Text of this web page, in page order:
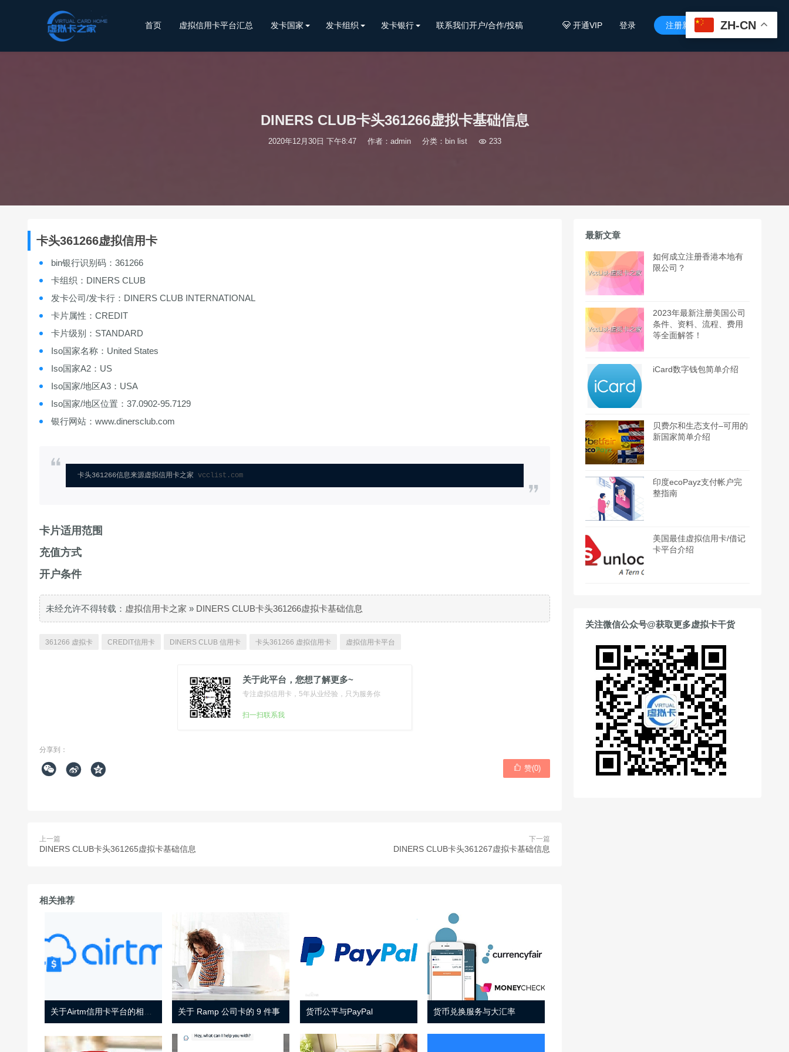
开通VIP 登录 注册新用户 
首页 虚拟信用卡平台汇总 发卡国家 发卡组织 发卡银行 联系我们开户/合作/投稿
DINERS CLUB卡头361266虚拟卡基础信息
2020年12月30日 下午8:47 作者：admin 分类： bin list 233
卡头361266虚拟信用卡
bin银行识别码：361266
卡组织：DINERS CLUB
发卡公司/发卡行：DINERS CLUB INTERNATIONAL
卡片属性：CREDIT
卡片级别：STANDARD
Iso国家名称：United States
Iso国家A2：US
Iso国家/地区A3：USA
Iso国家/地区位置：37.0902-95.7129
银行网站：www.dinersclub.com
卡头361266信息来源虚拟信用卡之家 vcclist.com
卡片适用范围
充值方式
开户条件
未经允许不得转载： 虚拟信用卡之家 » DINERS CLUB卡头361266虚拟卡基础信息
361266 虚拟卡 CREDIT信用卡 DINERS CLUB 信用卡 卡头361266 虚拟信用卡 虚拟信用卡平台
关于此平台，您想了解更多~
专注虚拟信用卡，5年从业经验，只为服务你
扫一扫联系我
分享到：
    赞(0)
上一篇
DINERS CLUB卡头361265虚拟卡基础信息
下一篇
DINERS CLUB卡头361267虚拟卡基础信息
相关推荐
关于 Ramp 公司卡的 9 件事 货币公平与PayPal 货币兑换服务与大汇率
最新文章
如何成立注册香港本地有
限公司？
2023年最新注册美国公司
条件、资料、流程、费用
等全面解答！
iCard数字钱包简单介绍
贝费尔和生态支付–可用的
新国家简单介绍
印度ecoPayz支付帐户完
整指南
美国最佳虚拟信用卡/借记
卡平台介绍
关注微信公众号@获取更多虚拟卡干货
ZH-CN